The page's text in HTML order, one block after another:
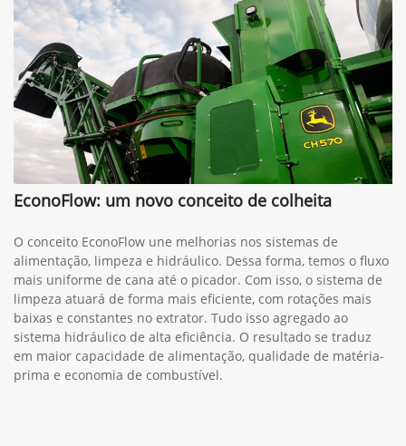
EconoFlow: um novo conceito de colheita
O conceito EconoFlow une melhorias nos sistemas de
alimentação, limpeza e hidráulico. Dessa forma, temos o fluxo
mais uniforme de cana até o picador. Com isso, o sistema de
limpeza atuará de forma mais eficiente, com rotações mais
baixas e constantes no extrator. Tudo isso agregado ao
sistema hidráulico de alta eficiência. O resultado se traduz
em maior capacidade de alimentação, qualidade de matéria-
prima e economia de combustível.